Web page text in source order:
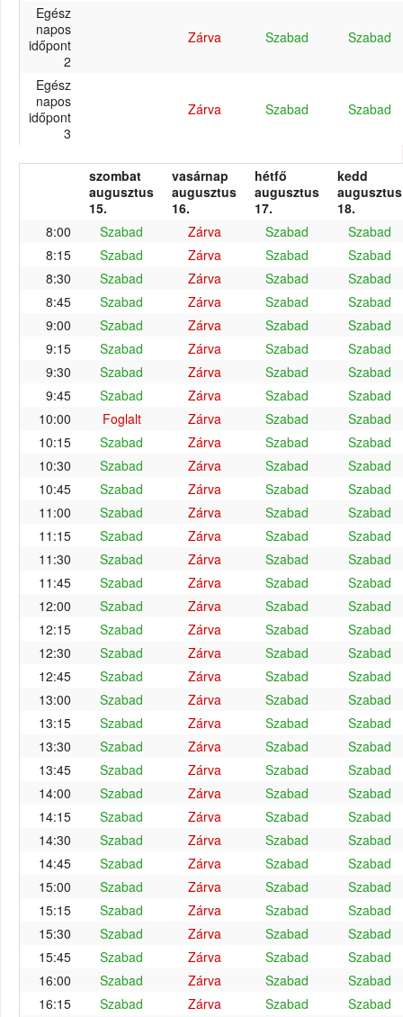
Egész
napos
időpont
2
Zárva Szabad Szabad
Egész
napos
időpont
3
Zárva Szabad Szabad
szombat
augusztus
15.
vasárnap
augusztus
16.
hétfő
augusztus
17.
kedd
augusztus
18.
8:00
Szabad Zárva Szabad
Szabad
8:15
Szabad Zárva Szabad
Szabad
8:30
Szabad Zárva Szabad
Szabad
8:45
Szabad Zárva Szabad
Szabad
9:00
Szabad Zárva Szabad
Szabad
9:15
Szabad Zárva Szabad
Szabad
9:30
Szabad Zárva Szabad
Szabad
9:45
Szabad Zárva Szabad
Szabad
10:00
Foglalt Zárva Szabad
Szabad
10:15
Szabad Zárva Szabad
Szabad
10:30
Szabad Zárva Szabad
Szabad
10:45
Szabad Zárva Szabad
Szabad
11:00
Szabad Zárva Szabad
Szabad
11:15
Szabad Zárva Szabad
Szabad
11:30
Szabad Zárva Szabad
Szabad
11:45
Szabad Zárva Szabad
Szabad
12:00
Szabad Zárva Szabad
Szabad
12:15
Szabad Zárva Szabad
Szabad
12:30
Szabad Zárva Szabad
Szabad
12:45
Szabad Zárva Szabad
Szabad
13:00
Szabad Zárva Szabad
Szabad
13:15
Szabad Zárva Szabad
Szabad
13:30
Szabad Zárva Szabad
Szabad
13:45
Szabad Zárva Szabad
Szabad
14:00
Szabad Zárva Szabad
Szabad
14:15
Szabad Zárva Szabad
Szabad
14:30
Szabad Zárva Szabad
Szabad
14:45
Szabad Zárva Szabad
Szabad
15:00
Szabad Zárva Szabad
Szabad
15:15
Szabad Zárva Szabad
Szabad
15:30
Szabad Zárva Szabad
Szabad
15:45
Szabad Zárva Szabad
Szabad
16:00
Szabad Zárva Szabad
Szabad
16:15
Szabad Zárva Szabad Szabad